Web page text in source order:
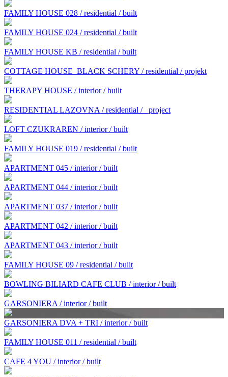
FAMILY HOUSE 028 / residential / built
FAMILY HOUSE 024 / residential / built
FAMILY HOUSE KB / residential / built
COTTAGE HOUSE BLACK SCHERY / residential / projekt
THERAPY HOUSE / interior / built
RESIDENTIAL LAZOVNA / residential / project
LOFT CZUKRAREN / interior / built
FAMILY HOUSE 019 / residential / built
APARTMENT 045 / interior / built
APARTMENT 044 / interior / built
APARTMENT 037 / interior / built
APARTMENT 042 / interior / built
APARTMENT 043 / interior / built
FAMILY HOUSE 09 / residential / built
BOWLING BILIARD CAFE CLUB / interior / built
GARSONIERA / interior / built
GARSONIERA DVA + TRI / interior / built
FAMILY HOUSE 011 / residential / built
CAFE 4 YOU / interior / built